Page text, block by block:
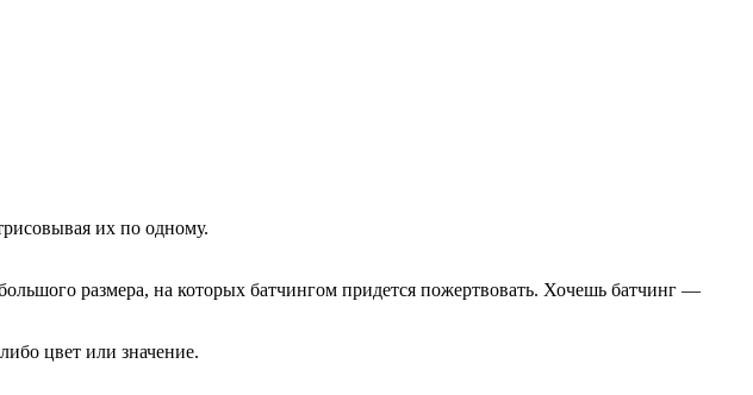
их по одному.
размера, на которых батчингом придется пожертвовать. Хочешь батчинг —
цвет или значение.